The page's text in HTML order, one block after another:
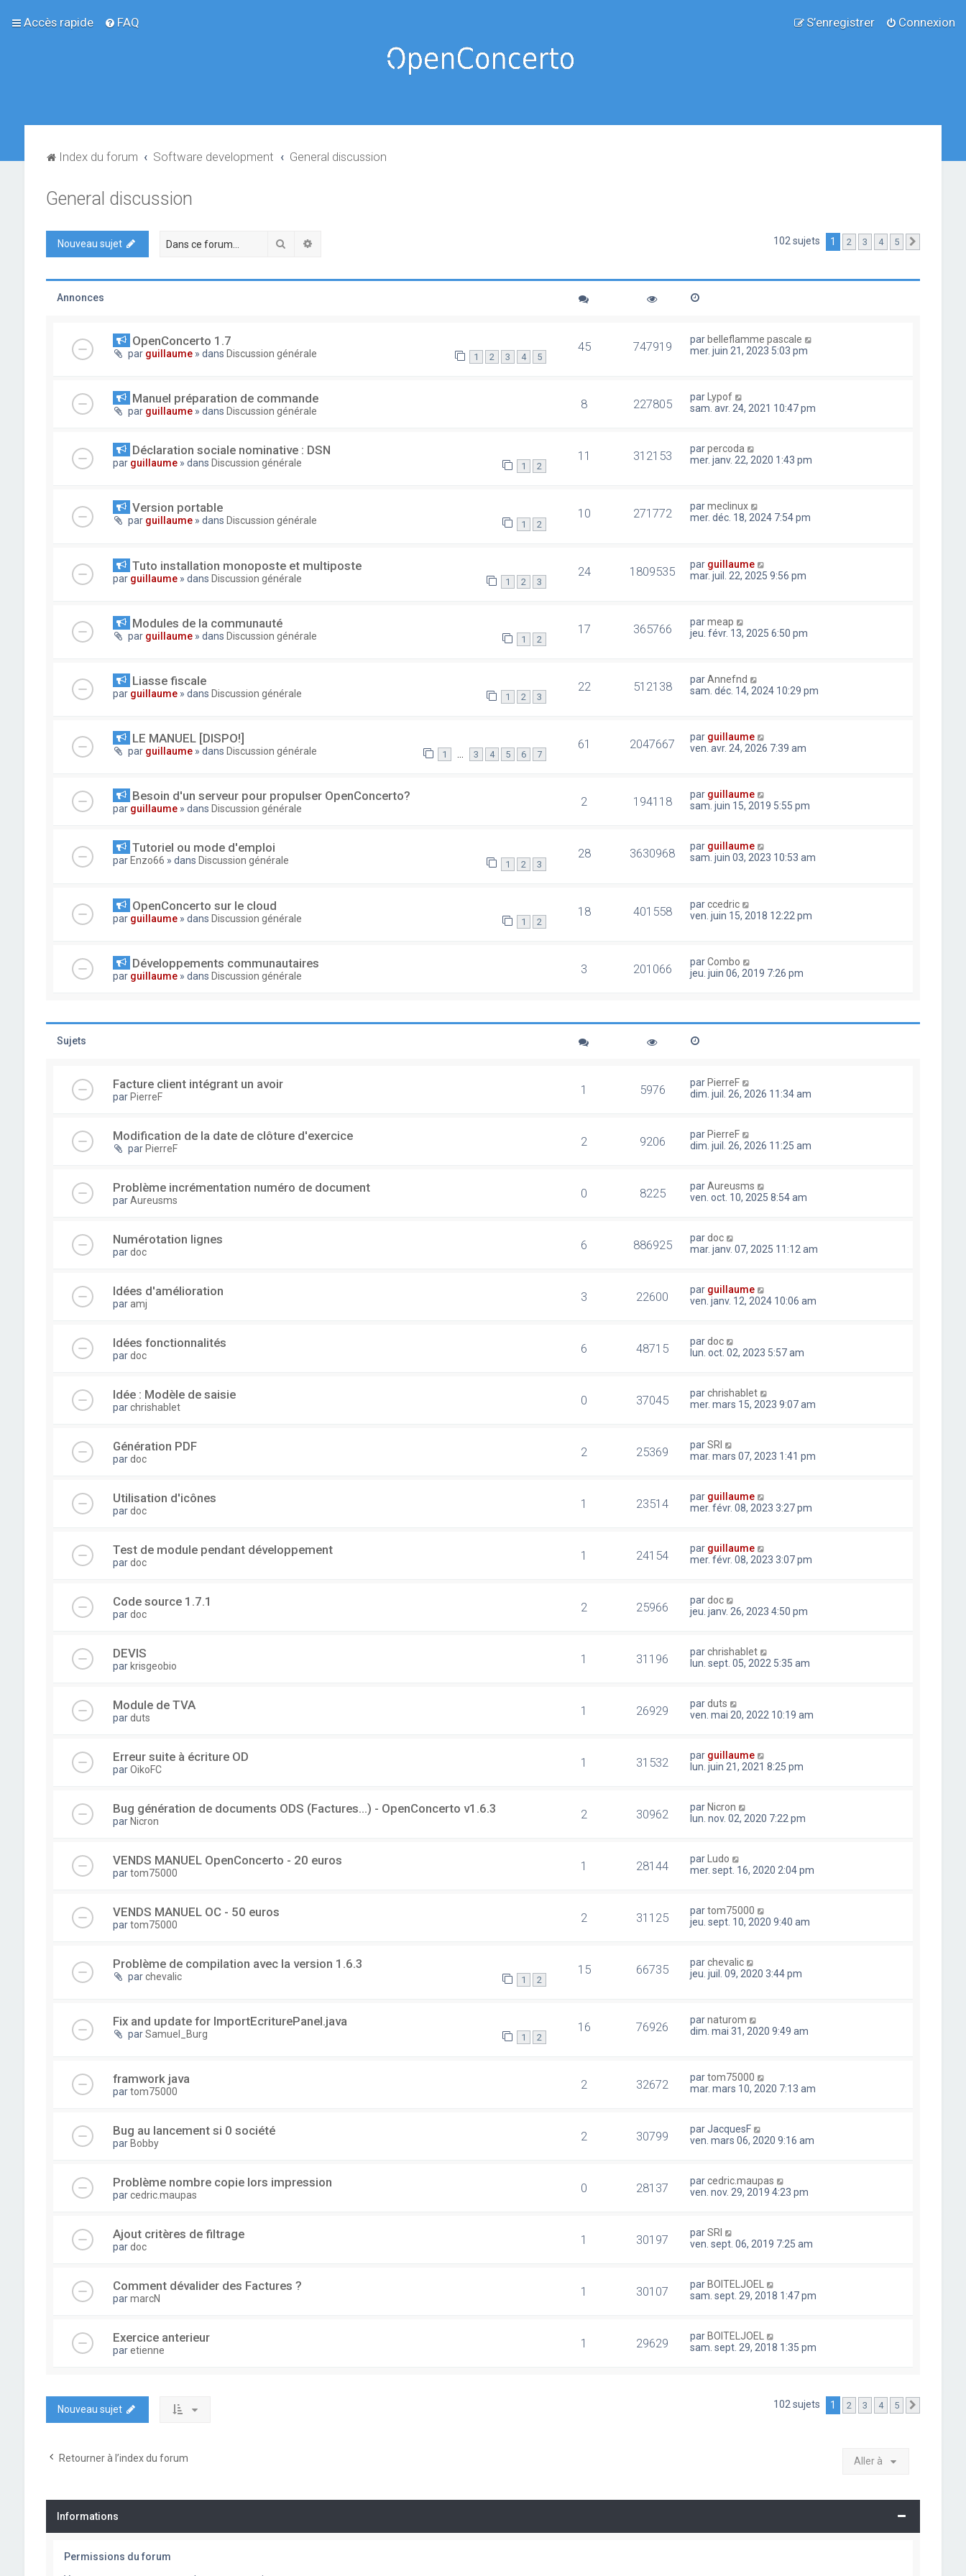
Accès rapide FAQ Connexion
S’enregistrer
Index du forum Software development General discussion
General discussion
Nouveau sujet Rechercher 102 sujets 1 2 3 4 5
Annonces
OpenConcerto 1.7
par guillaume » dans Discussion générale 1 2 3 4 5
45 747919 par belleflamme pascale
mer. juin 21, 2023 5:03 pm
Manuel préparation de commande
par guillaume » dans Discussion générale 8 227805 par Lypof
sam. avr. 24, 2021 10:47 pm
Déclaration sociale nominative : DSN
par guillaume » dans Discussion générale 1 2
11 312153 parpercoda
mer. janv. 22, 2020 1:43 pm
Version portable
par guillaume » dans Discussion générale 1 2
10 271772 parmeclinux
mer. déc. 18, 2024 7:54 pm
Tuto installation monoposte et multiposte
par guillaume » dans Discussion générale 1 2 3
24 1809535 par guillaume
mar. juil. 22, 2025 9:56 pm
Modules de la communauté
par guillaume » dans Discussion générale 1 2
17 365766 parmeap
jeu. févr. 13, 2025 6:50 pm
Liasse fiscale
par guillaume » dans Discussion générale 1 2 3
22 512138 parAnnefnd
sam. déc. 14, 2024 10:29 pm
LE MANUEL [DISPO!]
par guillaume » dans Discussion générale 1 … 3 4 5 6 7
61 2047667 par guillaume
ven. avr. 24, 2026 7:39 am
Besoin d'un serveur pour propulser OpenConcerto?
par guillaume » dans Discussion générale 2 194118 par guillaume
sam. juin 15, 2019 5:55 pm
Tutoriel ou mode d'emploi
par Enzo66 » dans Discussion générale 1 2 3
28 3630968 par guillaume
sam. juin 03, 2023 10:53 am
OpenConcerto sur le cloud
par guillaume » dans Discussion générale 1 2
18 401558 parccedric
ven. juin 15, 2018 12:22 pm
Développements communautaires
par guillaume » dans Discussion générale 3 201066 parCombo
jeu. juin 06, 2019 7:26 pm
Sujets
Facture client intégrant un avoir
par PierreF 1 5976 par PierreF
dim. juil. 26, 2026 11:34 am
Modification de la date de clôture d'exercice
par PierreF 2 9206 par PierreF
dim. juil. 26, 2026 11:25 am
Problème incrémentation numéro de document
parAureusms 0 8225 parAureusms
ven. oct. 10, 2025 8:54 am
Numérotation lignes
pardoc 6 886925 pardoc
mar. janv. 07, 2025 11:12 am
Idées d'amélioration
paramj 3 22600 par guillaume
ven. janv. 12, 2024 10:06 am
Idées fonctionnalités
pardoc 6 48715 pardoc
lun. oct. 02, 2023 5:57 am
Idée : Modèle de saisie
parchrishablet 0 37045 parchrishablet
mer. mars 15, 2023 9:07 am
Génération PDF
pardoc 2 25369 parSRI
mar. mars 07, 2023 1:41 pm
Utilisation d'icônes
pardoc 1 23514 par guillaume
mer. févr. 08, 2023 3:27 pm
Test de module pendant développement
pardoc 1 24154 par guillaume
mer. févr. 08, 2023 3:07 pm
Code source 1.7.1
pardoc 2 25966 pardoc
jeu. janv. 26, 2023 4:50 pm
DEVIS
par krisgeobio 1 31196 parchrishablet
lun. sept. 05, 2022 5:35 am
Module de TVA
parduts 1 26929 parduts
ven. mai 20, 2022 10:19 am
Erreur suite à écriture OD
parOikoFC 1 31532 par guillaume
lun. juin 21, 2021 8:25 pm
Bug génération de documents ODS (Factures...) - OpenConcerto v1.6.3
par Nicron 2 30962 par Nicron
lun. nov. 02, 2020 7:22 pm
VENDS MANUEL OpenConcerto - 20 euros
partom75000 1 28144 par
Ludo
mer. sept. 16, 2020 2:04 pm
VENDS MANUEL OC - 50 euros
partom75000 2 31125 partom75000
jeu. sept. 10, 2020 9:40 am
Problème de compilation avec la version 1.6.3
parchevalic 1 2
15 66735 parchevalic
jeu. juil. 09, 2020 3:44 pm
Fix and update for ImportEcriturePanel.java
parSamuel_Burg 1 2
16 76926 parnaturom
dim. mai 31, 2020 9:49 am
framwork java
partom75000 2 32672 partom75000
mar. mars 10, 2020 7:13 am
Bug au lancement si 0 société
par Bobby 2 30799 parJacquesF
ven. mars 06, 2020 9:16 am
Problème nombre copie lors impression
parcedric.maupas 0 28137 parcedric.maupas
ven. nov. 29, 2019 4:23 pm
Ajout critères de filtrage
pardoc 1 30197 parSRI
ven. sept. 06, 2019 7:25 am
Comment dévalider des Factures ?
parmarcN 1 30107 par BOITELJOEL
sam. sept. 29, 2018 1:47 pm
Exercice anterieur
paretienne 1 29629 par BOITELJOEL
sam. sept. 29, 2018 1:35 pm
Nouveau sujet 102 sujets 1 2 3 4 5
Retourner à l’index du forum Aller à
Informations
Permissions du forum